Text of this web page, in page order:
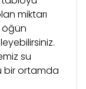
miktarı
öğün
su
bir ortamda